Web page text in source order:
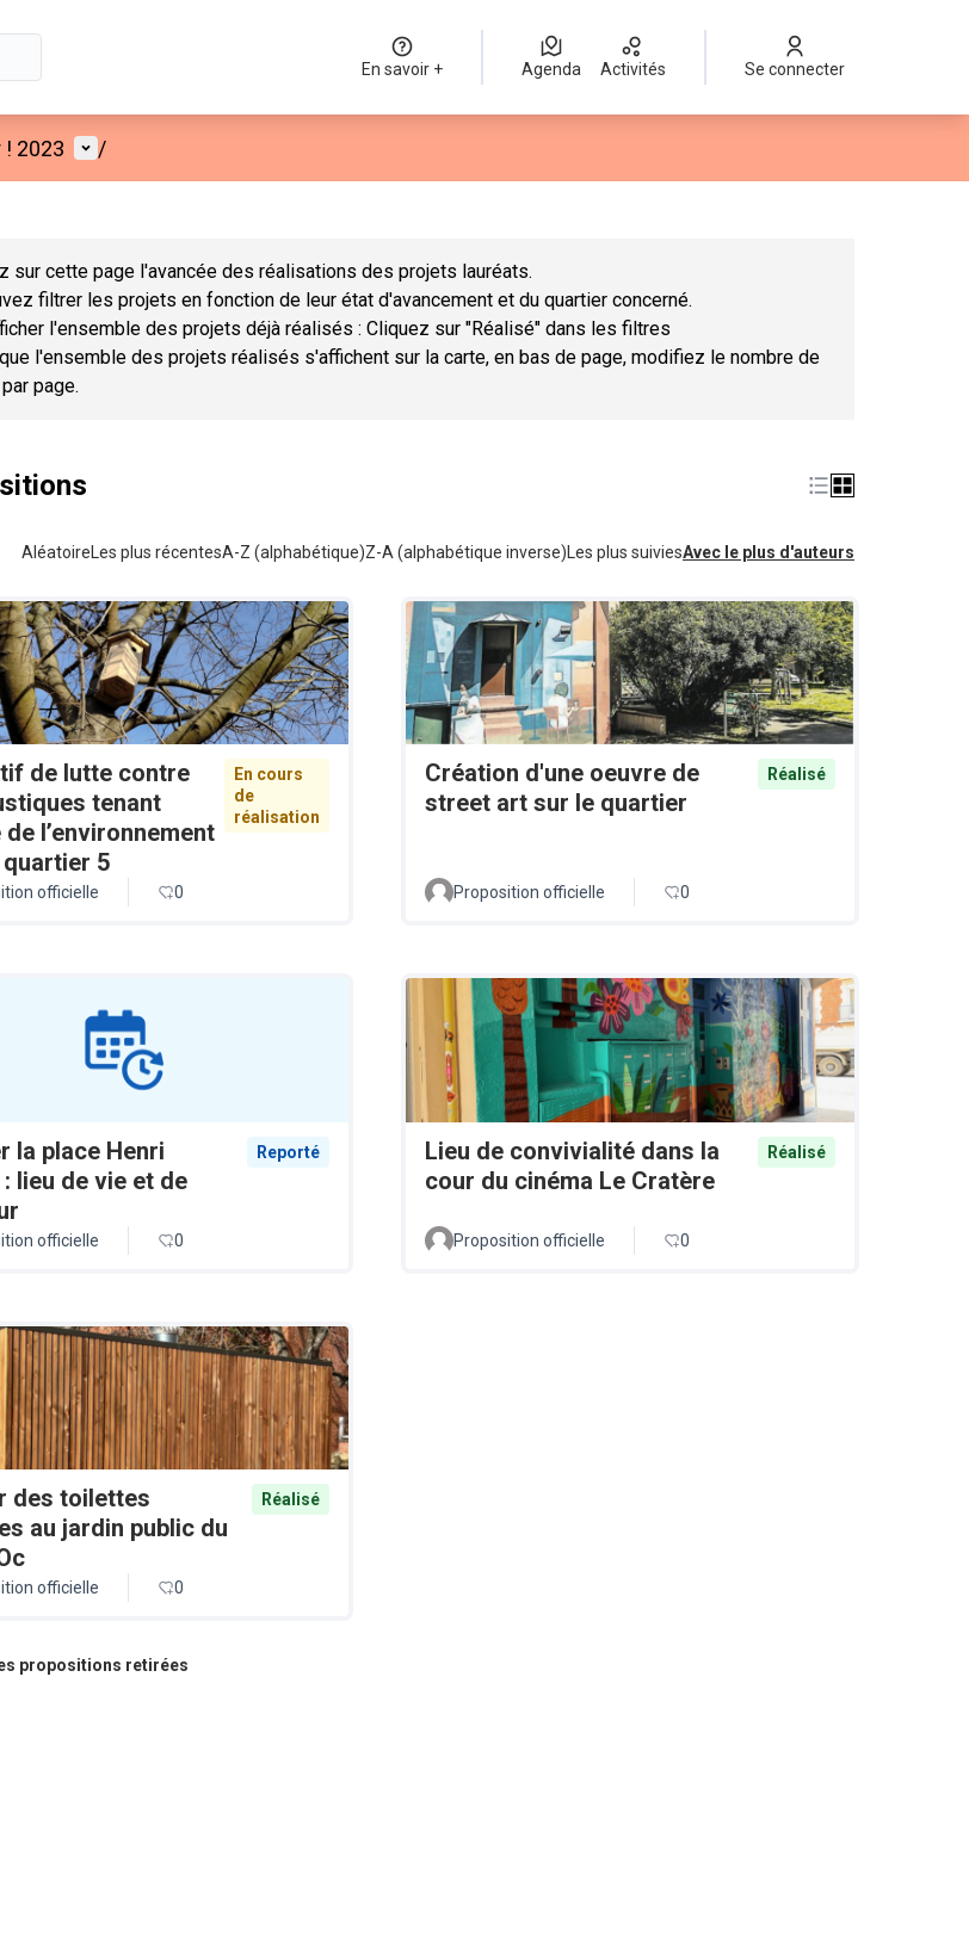
En savoir + Agenda Activités Se connecter
2023 Menu utilisateur
/
sur cette page l'avancée des réalisations des projets lauréats.
filtrer les projets en fonction de leur état d'avancement et du quartier concerné.
l'ensemble des projets déjà réalisés : Cliquez sur "Réalisé" dans les filtres
l'ensemble des projets réalisés s'affichent sur la carte, en bas de page, modifiez le nombre de
page.
Aléatoire Les plus récentesA-Z (alphabétique)Z-A (alphabétique inverse) Les plus suiviesAvec le plus d'auteurs
de lutte contre
tenant
l’environnement
5
En cours
de
réalisation
officielle 0
Création d'une oeuvre de
street art sur le quartier
Réalisé
Proposition officielle 0
la place Henri
lieu de vie et de
Reporté
officielle 0
Lieu de convivialité dans la
cour du cinéma Le Cratère
Réalisé
Proposition officielle 0
des toilettes
au jardin public du
Réalisé
officielle 0
propositions retirées